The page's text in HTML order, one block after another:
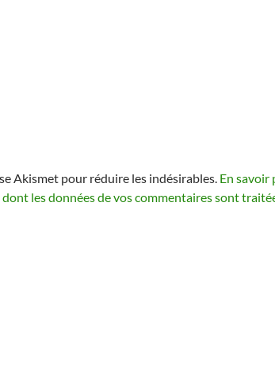
Akismet pour réduire les indésirables. En savoir
dont les données de vos commentaires sont